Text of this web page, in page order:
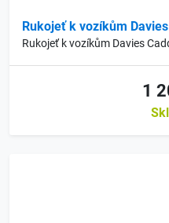
Rukojeť k vozíkům
Rukojeť k vozíkům Davies
1